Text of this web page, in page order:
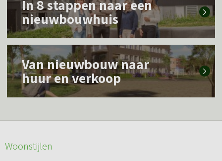
s
m
e
o
e
In 8 stappen naar een
nieuwbouwhuis
L
e
s
e
Van nieuwbouw naar
huur en verkoop
Woonstijlen